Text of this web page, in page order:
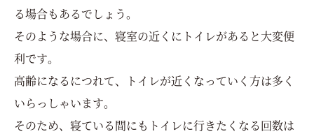
る場合もあるでしょう。
そのような場合に、寝室の近くにトイレがあると大変便
利です。
高齢になるにつれて、トイレが近くなっていく方は多く
いらっしゃいます。
そのため、寝ている間にもトイレに行きたくなる回数は